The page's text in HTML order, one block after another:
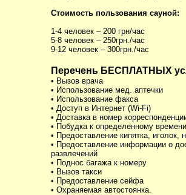
Стоимость пользования сауной:
1-4 человек – 200 грн/час
5-8 человек – 250грн./час
9-12 человек – 300грн./час
Перечень БЕСПЛАТНЫХ
• Вызов врача
• Использование мед. аптечки
• Использование факса
• Доступ в Интернет (Wi-Fi)
• Доставка в номер
• Побудка к определенному времени
• Предоставление кипятка, иголок,
• Предоставление информации о
развлечений
• Поднос багажа к номеру
• Вызов такси
• Предоставление сейфа
• Охраняемая автостоянка.